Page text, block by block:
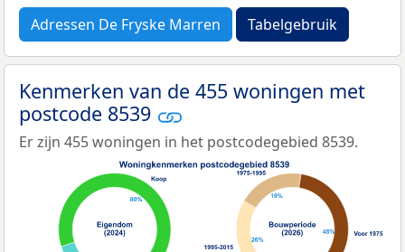
Adressen De Fryske Marren Tabelgebruik
Kenmerken van de 455 woningen met
postcode 8539
Er zijn 455 woningen in het postcodegebied 8539.